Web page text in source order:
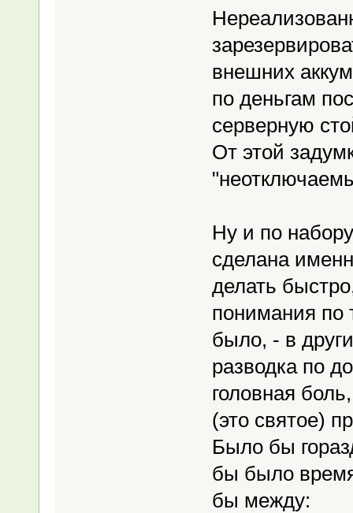
внешних
по деньгам
серверную
От этой
Ну и по
сделана
делать
понимания по
было, - в
разводка по
головная
(это святое)
Было бы
бы было
бы между: